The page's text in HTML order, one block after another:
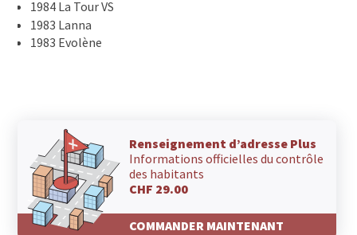
1984 La Tour VS
1983 Lanna
1983 Evolène
Renseignement d’adresse Plus
Informations officielles du contrôle
des habitants
CHF 29.00
COMMANDER MAINTENANT